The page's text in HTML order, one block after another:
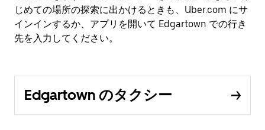
じめての場所の探索に出かけるときも、Uber.com にサ
インインするか、アプリを開いて Edgartown での行き
先を入力してください。
Edgartown のタクシー